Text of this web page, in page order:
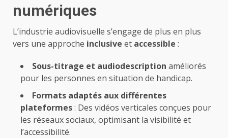
numériques
L’industrie audiovisuelle s’engage de plus en plus
vers une approche inclusive et accessible :
Sous-titrage et audiodescription améliorés
pour les personnes en situation de handicap.
Formats adaptés aux différentes
plateformes: Des vidéos verticales conçues pour
les réseaux sociaux, optimisant la visibilité et
l’accessibilité.